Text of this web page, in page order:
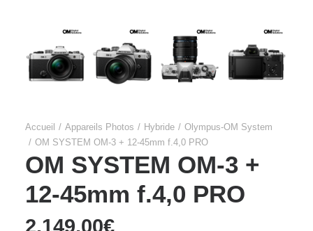
Accueil Appareils Photos Hybride
Olympus-OM System
OM SYSTEM OM-3 + 12-45mm f.4,0 PRO
OM SYSTEM OM-3 +
12-45mm f.4,0 PRO
2.149,00€